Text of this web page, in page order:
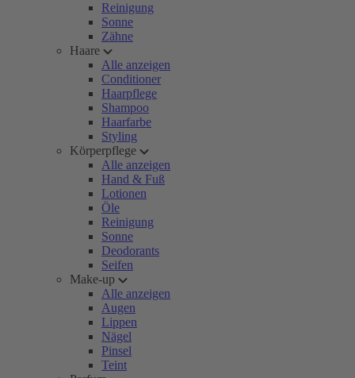
Reinigung
Sonne
Zähne
Haare
Alle anzeigen
Conditioner
Haarpflege
Shampoo
Haarfarbe
Styling
Körperpflege
Alle anzeigen
Hand & Fuß
Lotionen
Öle
Reinigung
Sonne
Deodorants
Seifen
Make-up
Alle anzeigen
Augen
Lippen
Nägel
Pinsel
Teint